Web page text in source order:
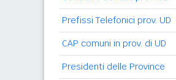
Prefissi Telefonici prov. UD
CAP comuni in prov. di UD
Presidenti delle Province